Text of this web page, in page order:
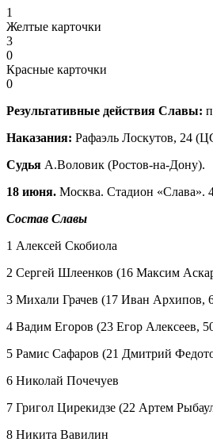
1
Желтые карточки
3
0
Красные карточки
0
Результативные действия Славы:
Наказания: Рафаэль Лоскутов, 24
Судья А.Воловик (Ростов-на-Дону).
18 июня. Москва. Стадион «Слава».
Состав Славы
1 Алексей Скобиола
2 Сергей Шлеенков (16 Максим
3 Михали Грачев (17 Иван Архипов,
4 Вадим Егоров (23 Егор Алексеев,
5 Рамис Сафаров (21 Дмитрий
6 Николай Почечуев
7 Григол Цирекидзе (22 Артем
8 Никита Вавилин